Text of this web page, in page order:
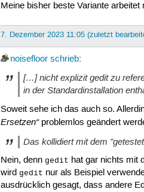
Meine bisher beste Variante
7. Dezember 2023 11:05 (zuletzt
noisefloor schrieb:
[…] nicht explizit gedit zu
in der Standardinstallation
Soweit sehe ich das auch so.
Ersetzen“problemlos geändert
Das kollidiert mit dem
Nein, denn gedit hat gar nichts mit
wird gedit nur als Beispiel
ausdrücklich gesagt, dass andere